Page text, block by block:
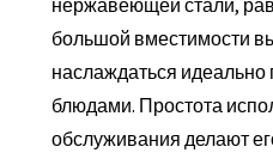
нержавеющей стали,
большой вместимости
наслаждаться
блюдами. Простота
обслуживания делают